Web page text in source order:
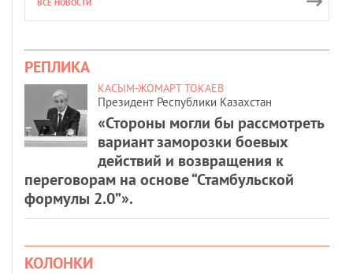
РЕПЛИКА
КАСЫМ-ЖОМАРТ ТОКАЕВ
Президент Республики Казахстан
«Стороны могли бы рассмотреть
вариант заморозки боевых
действий и возвращения к
переговорам на основе “Стамбульской
формулы 2.0”».
КОЛОНКИ